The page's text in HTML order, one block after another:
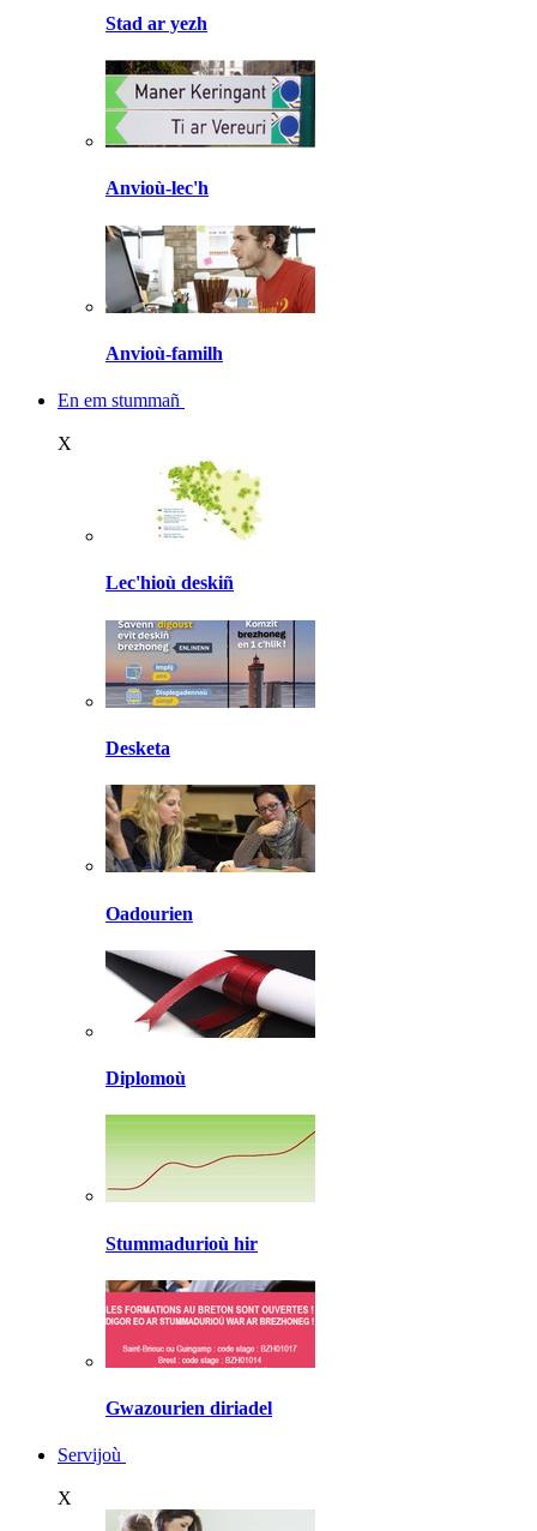
Stad ar yezh
Anvioù-lec'h
Anvioù-familh
En em stummañ
X
Lec'hioù deskiñ
Desketa
Oadourien
Diplomoù
Stummadurioù hir
Gwazourien diriadel
Servijoù
X